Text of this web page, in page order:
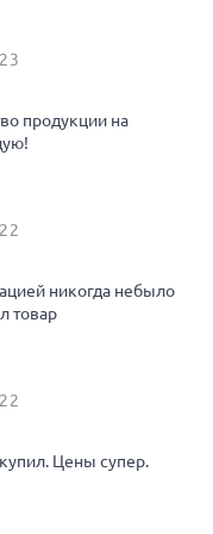
продукции на
никогда небыло
товар
Цены супер.